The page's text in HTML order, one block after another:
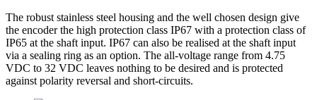
The robust stainless steel housing and the well chosen design give
the encoder the high protection class IP67 with a protection class of
IP65 at the shaft input. IP67 can also be realised at the shaft input
via a sealing ring as an option. The all-voltage range from 4.75
VDC to 32 VDC leaves nothing to be desired and is protected
against polarity reversal and short-circuits.